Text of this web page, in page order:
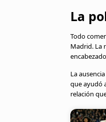
La
Todo
Madrid. La
La
que ayudó
relación